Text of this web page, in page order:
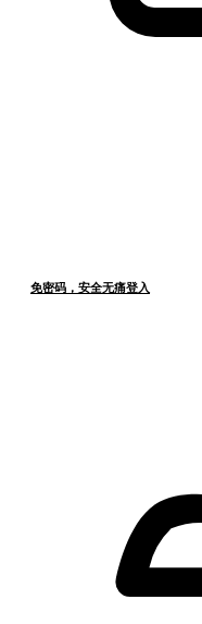
免密码，安全无痛登入